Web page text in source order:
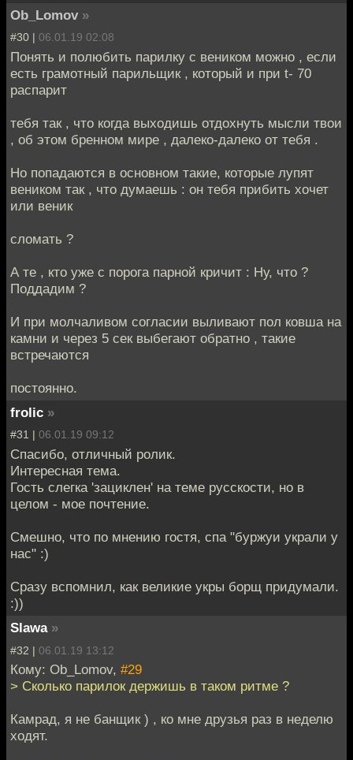
Ob_Lomov »
#30 | 06.01.19 02:08
Понять и полюбить парилку с веником можно , если
есть грамотный парильщик , который и при t- 70
распарит
тебя так , что когда выходишь отдохнуть мысли твои
, об этом бренном мире , далеко-далеко от тебя .
Но попадаются в основном такие, которые лупят
веником так , что думаешь : он тебя прибить хочет
или веник
сломать ?
А те , кто уже с порога парной кричит : Ну, что ?
Поддадим ?
И при молчаливом согласии выливают пол ковша на
камни и через 5 сек выбегают обратно , такие
встречаются
постоянно.
frolic »
#31 | 06.01.19 09:12
Спасибо, отличный ролик.
Интересная тема.
Гость слегка 'зациклен' на теме русскости, но в
целом - мое почтение.
Смешно, что по мнению гостя, спа "буржуи украли у
нас" :)
Сразу вспомнил, как великие укры борщ придумали.
:))
Slawa »
#32 | 06.01.19 13:12
Кому: Ob_Lomov, #29
> Сколько парилок держишь в таком ритме ?
Камрад, я не банщик ) , ко мне друзья раз в неделю
ходят.